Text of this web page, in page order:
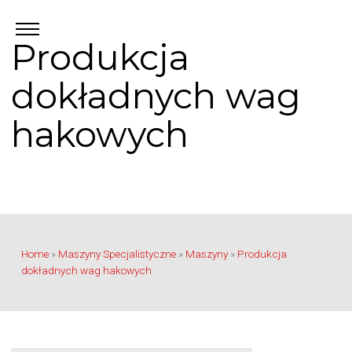
Produkcja
dokładnych wag
hakowych
Home » Maszyny Specjalistyczne » Maszyny » Produkcja
dokładnych wag hakowych